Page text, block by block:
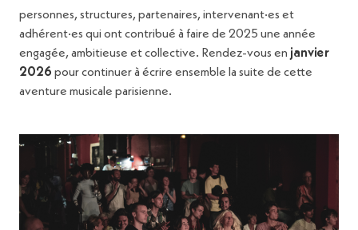
personnes, structures, partenaires, intervenant·es et
adhérent·es qui ont contribué à faire de 2025 une année
engagée, ambitieuse et collective. Rendez-vous en janvier
2026 pour continuer à écrire ensemble la suite de cette
aventure musicale parisienne.